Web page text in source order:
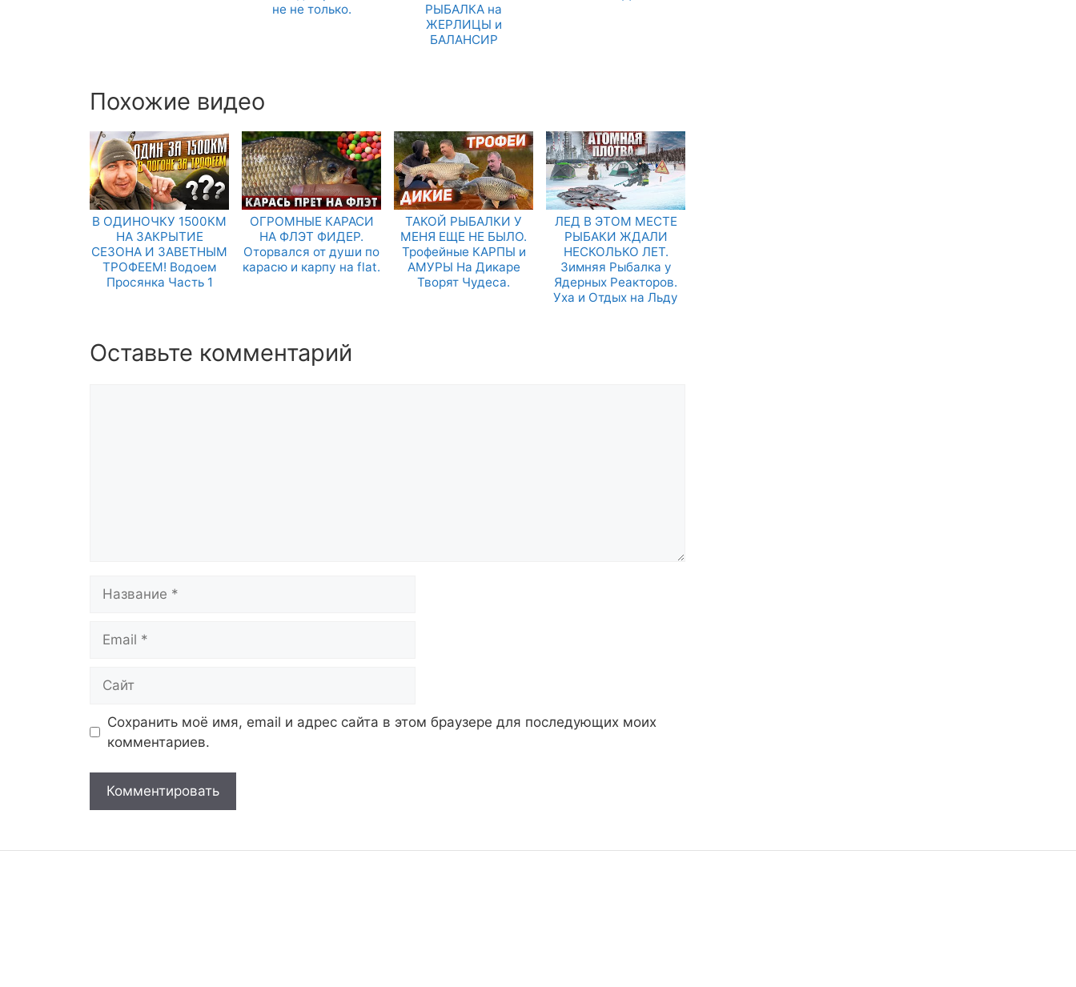
не не только.
РЫБАЛКА на
ЖЕРЛИЦЫ и
БАЛАНСИР
Похожие видео
В ОДИНОЧКУ 1500КМ
НА ЗАКРЫТИЕ
СЕЗОНА И ЗАВЕТНЫМ
ТРОФЕЕМ! Водоем
Просянка Часть 1
ОГРОМНЫЕ КАРАСИ
НА ФЛЭТ ФИДЕР.
Оторвался от души по
карасю и карпу на flat.
ТАКОЙ РЫБАЛКИ У
МЕНЯ ЕЩЕ НЕ БЫЛО.
Трофейные КАРПЫ и
АМУРЫ На Дикаре
Творят Чудеса.
ЛЕД В ЭТОМ МЕСТЕ
РЫБАКИ ЖДАЛИ
НЕСКОЛЬКО ЛЕТ.
Зимняя Рыбалка у
Ядерных Реакторов.
Уха и Отдых на Льду
Оставьте комментарий
Сохранить моё имя, email и адрес сайта в этом браузере для последующих моих
комментариев.